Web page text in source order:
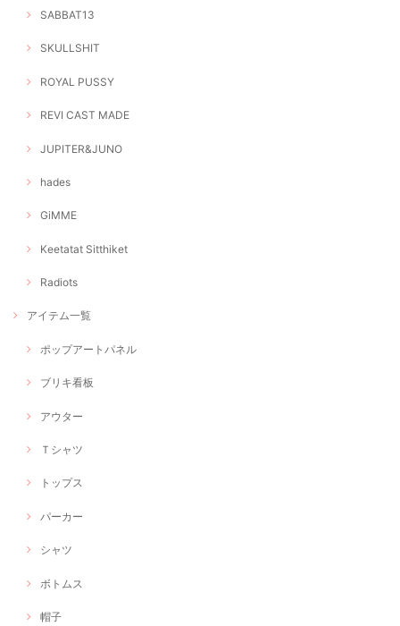
SABBAT13
SKULLSHIT
ROYAL PUSSY
REVI CAST MADE
JUPITER&JUNO
hades
GiMME
Keetatat Sitthiket
Radiots
アイテム一覧
ポップアートパネル
ブリキ看板
アウター
Ｔシャツ
トップス
パーカー
シャツ
ボトムス
帽子